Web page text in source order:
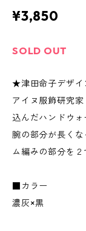
¥3,850
SOLD OUT
★津田命子デザ
アイヌ服飾研究
込んだハンドウォ
腕の部分が長く
ム編みの部分を２
■カラー
濃灰×黒